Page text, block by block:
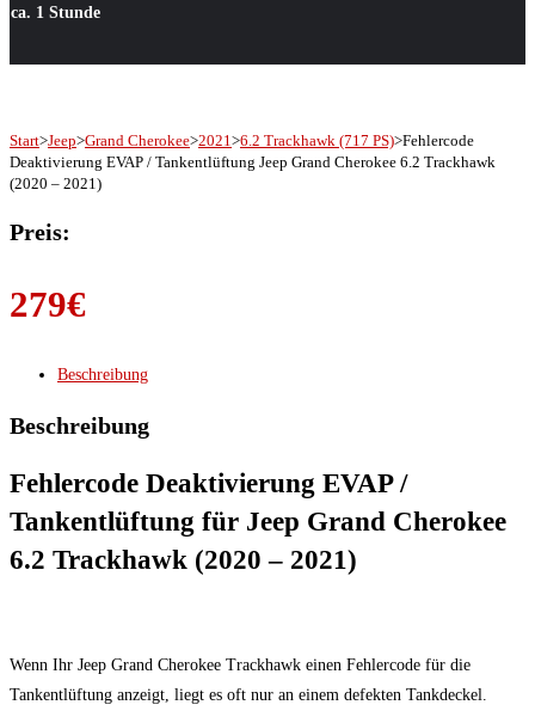
ca. 1 Stunde
Start>Jeep>Grand Cherokee>2021>6.2 Trackhawk (717 PS)>Fehlercode
Deaktivierung EVAP / Tankentlüftung Jeep Grand Cherokee 6.2 Trackhawk
(2020 – 2021)
Preis:
279€
Beschreibung
Beschreibung
Fehlercode Deaktivierung EVAP /
Tankentlüftung für Jeep Grand Cherokee
6.2 Trackhawk (2020 – 2021)
Wenn Ihr Jeep Grand Cherokee Trackhawk einen Fehlercode für die
Tankentlüftung anzeigt, liegt es oft nur an einem defekten Tankdeckel.